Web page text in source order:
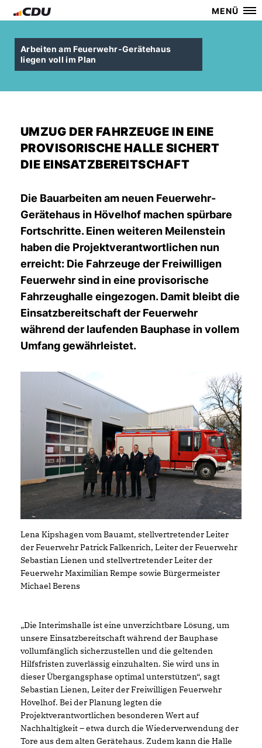
MENÜ
Arbeiten am Feuerwehr-Gerätehaus
liegen voll im Plan
UMZUG DER FAHRZEUGE IN EINE
PROVISORISCHE HALLE SICHERT
DIE EINSATZBEREITSCHAFT
Die Bauarbeiten am neuen Feuerwehr-
Gerätehaus in Hövelhof machen spürbare
Fortschritte. Einen weiteren Meilenstein
haben die Projektverantwortlichen nun
erreicht: Die Fahrzeuge der Freiwilligen
Feuerwehr sind in eine provisorische
Fahrzeughalle eingezogen. Damit bleibt die
Einsatzbereitschaft der Feuerwehr
während der laufenden Bauphase in vollem
Umfang gewährleistet.
Lena Kipshagen vom Bauamt, stellvertretender Leiter
der Feuerwehr Patrick Falkenrich, Leiter der Feuerwehr
Sebastian Lienen und stellvertretender Leiter der
Feuerwehr Maximilian Rempe sowie Bürgermeister
Michael Berens
Die Interimshalle ist eine unverzichtbare Lösung, um
unsere Einsatzbereitschaft während der Bauphase
vollumfänglich sicherzustellen und die geltenden
Hilfsfristen zuverlässig einzuhalten. Sie wird uns in
dieser Übergangsphase optimal unterstützen“, sagt
Sebastian Lienen, Leiter der Freiwilligen Feuerwehr
Hövelhof. Bei der Planung legten die
Projektverantwortlichen besonderen Wert auf
Nachhaltigkeit – etwa durch die Wiederverwendung der
Tore aus dem alten Gerätehaus. Zudem kann die Halle